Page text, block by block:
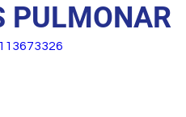
PULMONAR